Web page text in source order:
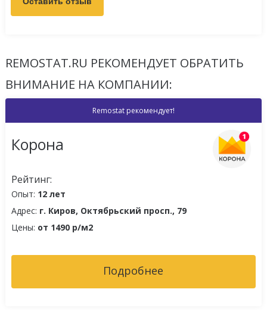
REMOSTAT.RU РЕКОМЕНДУЕТ ОБРАТИТЬ
ВНИМАНИЕ НА КОМПАНИИ:
Remostat рекомендует!
Корона
Рейтинг:
Опыт: 12 лет
Адрес: г. Киров, Октябрьский просп., 79
Цены: от 1490 р/м2
Подробнее